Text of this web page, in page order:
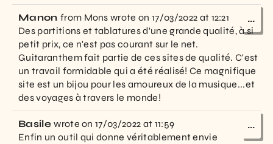
Manon from Mons wrote on 17/03/2022 at 12:21
Des partitions et tablatures d'une grande qualité, à si
petit prix, ce n'est pas courant sur le net.
Guitaranthem fait partie de ces sites de qualité. C'est
un travail formidable qui a été réalisé! Ce magnifique
site est un bijou pour les amoureux de la musique...et
des voyages à travers le monde!
...
Basilewrote on 17/03/2022 at 11:59
Enfin un outil qui donne véritablement envie
...